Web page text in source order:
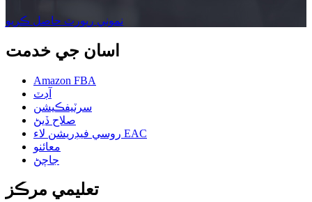
نموني رپورٽ حاصل ڪريو
اسان جي خدمت
Amazon FBA
آڊٽ
سرٽيفڪيشن
صلاح ڏيڻ
روسي فيڊريشن لاء EAC
معائنو
جاچڻ
تعليمي مرڪز